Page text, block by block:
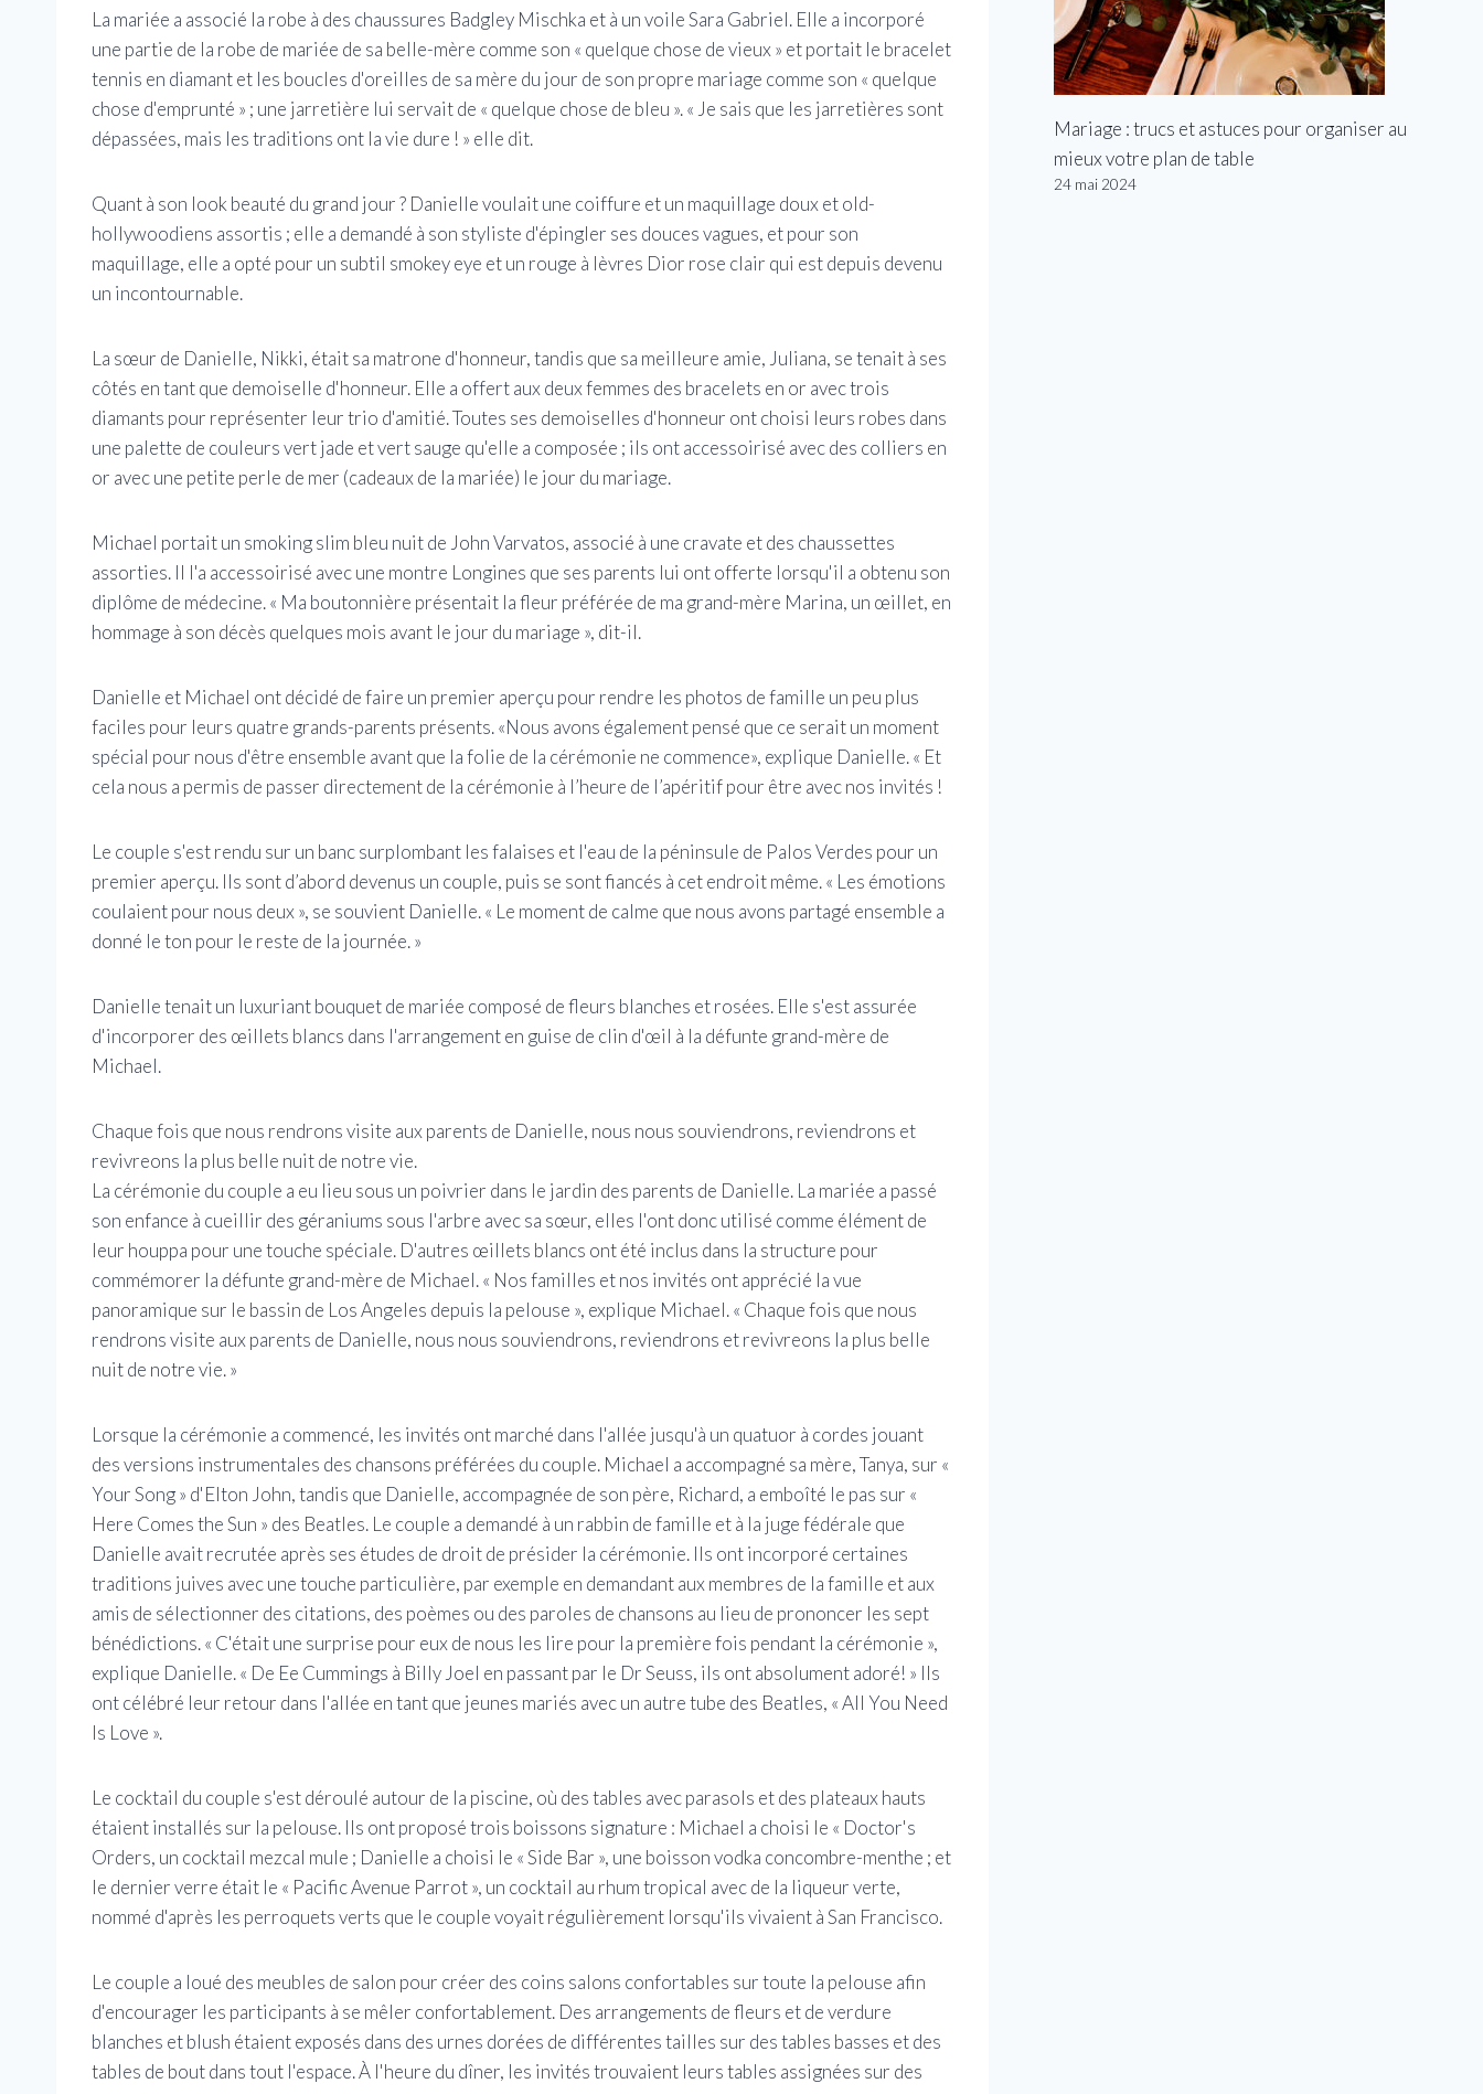
La mariée a associé la robe à des chaussures Badgley Mischka et à un voile Sara Gabriel. Elle a incorporé
une partie de la robe de mariée de sa belle-mère comme son « quelque chose de vieux » et portait le bracelet
tennis en diamant et les boucles d'oreilles de sa mère du jour de son propre mariage comme son « quelque
chose d'emprunté » ; une jarretière lui servait de « quelque chose de bleu ». « Je sais que les jarretières sont
dépassées, mais les traditions ont la vie dure ! » elle dit.
Quant à son look beauté du grand jour ? Danielle voulait une coiffure et un maquillage doux et old-
hollywoodiens assortis ; elle a demandé à son styliste d'épingler ses douces vagues, et pour son
maquillage, elle a opté pour un subtil smokey eye et un rouge à lèvres Dior rose clair qui est depuis devenu
un incontournable.
La sœur de Danielle, Nikki, était sa matrone d'honneur, tandis que sa meilleure amie, Juliana, se tenait à ses
côtés en tant que demoiselle d'honneur. Elle a offert aux deux femmes des bracelets en or avec trois
diamants pour représenter leur trio d'amitié. Toutes ses demoiselles d'honneur ont choisi leurs robes dans
une palette de couleurs vert jade et vert sauge qu'elle a composée ; ils ont accessoirisé avec des colliers en
or avec une petite perle de mer (cadeaux de la mariée) le jour du mariage.
Michael portait un smoking slim bleu nuit de John Varvatos, associé à une cravate et des chaussettes
assorties. Il l'a accessoirisé avec une montre Longines que ses parents lui ont offerte lorsqu'il a obtenu son
diplôme de médecine. « Ma boutonnière présentait la fleur préférée de ma grand-mère Marina, un œillet, en
hommage à son décès quelques mois avant le jour du mariage », dit-il.
Danielle et Michael ont décidé de faire un premier aperçu pour rendre les photos de famille un peu plus
faciles pour leurs quatre grands-parents présents. «Nous avons également pensé que ce serait un moment
spécial pour nous d'être ensemble avant que la folie de la cérémonie ne commence», explique Danielle. « Et
cela nous a permis de passer directement de la cérémonie à l’heure de l’apéritif pour être avec nos invités !
Le couple s'est rendu sur un banc surplombant les falaises et l'eau de la péninsule de Palos Verdes pour un
premier aperçu. Ils sont d’abord devenus un couple, puis se sont fiancés à cet endroit même. « Les émotions
coulaient pour nous deux », se souvient Danielle. « Le moment de calme que nous avons partagé ensemble a
donné le ton pour le reste de la journée. »
Danielle tenait un luxuriant bouquet de mariée composé de fleurs blanches et rosées. Elle s'est assurée
d'incorporer des œillets blancs dans l'arrangement en guise de clin d'œil à la défunte grand-mère de
Michael.
Chaque fois que nous rendrons visite aux parents de Danielle, nous nous souviendrons, reviendrons et
revivreons la plus belle nuit de notre vie.
La cérémonie du couple a eu lieu sous un poivrier dans le jardin des parents de Danielle. La mariée a passé
son enfance à cueillir des géraniums sous l'arbre avec sa sœur, elles l'ont donc utilisé comme élément de
leur houppa pour une touche spéciale. D'autres œillets blancs ont été inclus dans la structure pour
commémorer la défunte grand-mère de Michael. « Nos familles et nos invités ont apprécié la vue
panoramique sur le bassin de Los Angeles depuis la pelouse », explique Michael. « Chaque fois que nous
rendrons visite aux parents de Danielle, nous nous souviendrons, reviendrons et revivreons la plus belle
nuit de notre vie. »
Lorsque la cérémonie a commencé, les invités ont marché dans l'allée jusqu'à un quatuor à cordes jouant
des versions instrumentales des chansons préférées du couple. Michael a accompagné sa mère, Tanya, sur «
Your Song » d'Elton John, tandis que Danielle, accompagnée de son père, Richard, a emboîté le pas sur «
Here Comes the Sun » des Beatles. Le couple a demandé à un rabbin de famille et à la juge fédérale que
Danielle avait recrutée après ses études de droit de présider la cérémonie. Ils ont incorporé certaines
traditions juives avec une touche particulière, par exemple en demandant aux membres de la famille et aux
amis de sélectionner des citations, des poèmes ou des paroles de chansons au lieu de prononcer les sept
bénédictions.« C'était une surprise pour eux de nous les lire pour la première fois pendant la cérémonie »,
explique Danielle. « De Ee Cummings à Billy Joel en passant par le Dr Seuss, ils ont absolument adoré! » Ils
ont célébré leur retour dans l'allée en tant que jeunes mariés avec un autre tube des Beatles, « All You Need
Is Love ».
Le cocktail du couple s'est déroulé autour de la piscine, où des tables avec parasols et des plateaux hauts
étaient installés sur la pelouse. Ils ont proposé trois boissons signature : Michael a choisi le « Doctor's
Orders, un cocktail mezcal mule ; Danielle a choisi le « Side Bar », une boisson vodka concombre-menthe ; et
le dernier verre était le « Pacific Avenue Parrot », un cocktail au rhum tropical avec de la liqueur verte,
nommé d'après les perroquets verts que le couple voyait régulièrement lorsqu'ils vivaient à San Francisco.
Le couple a loué des meubles de salon pour créer des coins salons confortables sur toute la pelouse afin
d'encourager les participants à se mêler confortablement. Des arrangements de fleurs et de verdure
blanches et blush étaient exposés dans des urnes dorées de différentes tailles sur des tables basses et des
tables de bout dans tout l'espace. À l'heure du dîner, les invités trouvaient leurs tables assignées sur des
Mariage : trucs et astuces pour organiser au
mieux votre plan de table
24 mai 2024